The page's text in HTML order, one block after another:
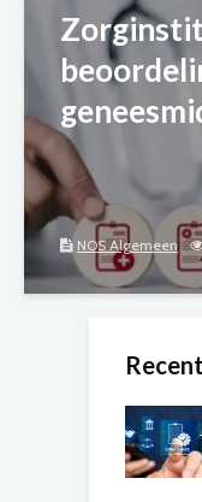
NOS Algemeen